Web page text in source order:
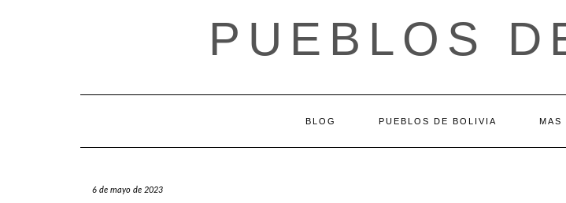
PUEBLOS
BLOG PUEBLOS DE BOLIVIA MAS
6 de mayo de 2023